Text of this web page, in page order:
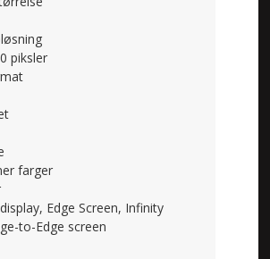
piksler
farger
Edge Screen, Infinity
to-Edge screen